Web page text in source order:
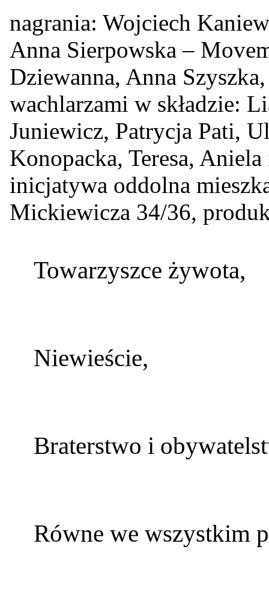
nagrania: Wojciech
Anna Sierpowska –
Dziewanna, Anna
wachlarzami w składzie:
Juniewicz, Patrycja Pati,
Konopacka, Teresa,
inicjatywa oddolna
Mickiewicza 34/36,
Towarzyszce żywota,
Niewieście,
Braterstwo i
Równe we wszystkim